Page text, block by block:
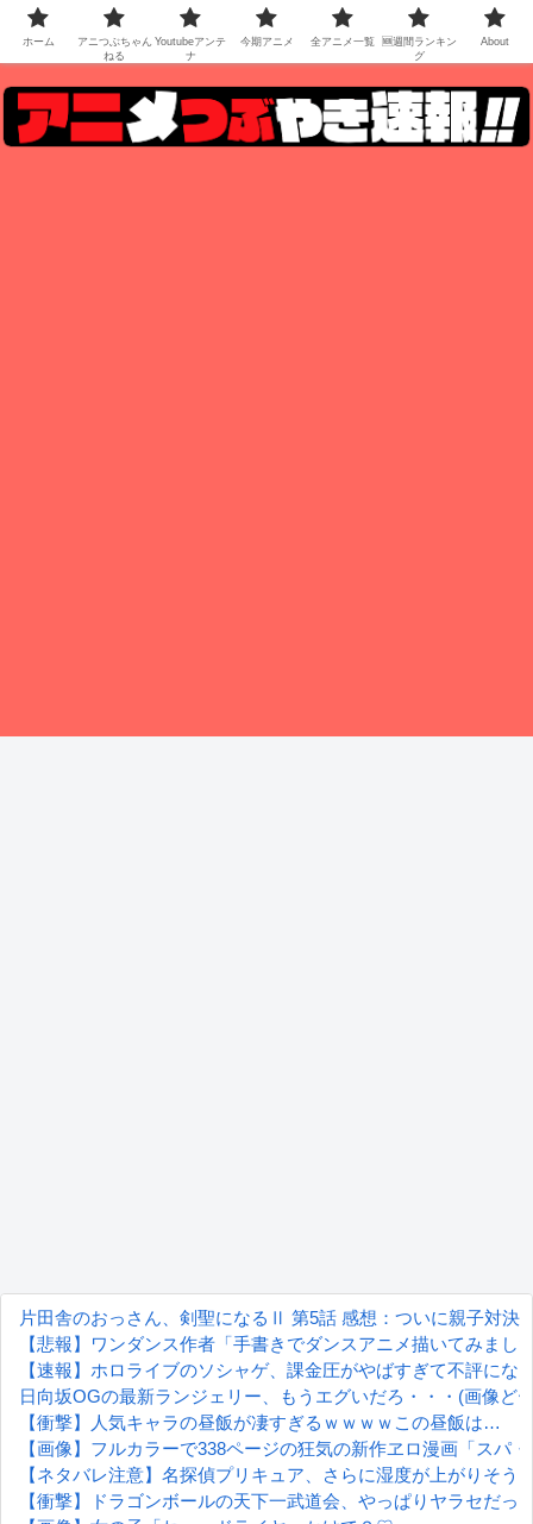
片田舎のおっさん、剣聖になるⅡ 第5話 感想：ついに親子対決
【悲報】ワンダンス作者「手書きでダンスアニメ描いてみま
【速報】ホロライブのソシャゲ、課金圧がやばすぎて不評にな
日向坂OGの最新ランジェリー、もうエグいだろ・・・(画像ど
【衝撃】人気キャラの昼飯が凄すぎるｗｗｗｗこの昼飯は…
【画像】フルカラーで338ページの狂気の新作ヱロ漫画「スパ
【ネタバレ注意】名探偵プリキュア、さらに湿度が上がりそう
【衝撃】ドラゴンボールの天下一武道会、やっぱりヤラセだっ
ホーム
アニつぶちゃん
ねる
Youtubeアンテ
ナ
今期アニメ 全アニメ一覧
🆕週間ランキン
グ
About